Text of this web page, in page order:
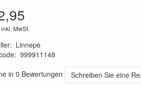
MwSt.
: Linnepe
: 999911148
in 0 Bewertungen
Schreiben Sie eine